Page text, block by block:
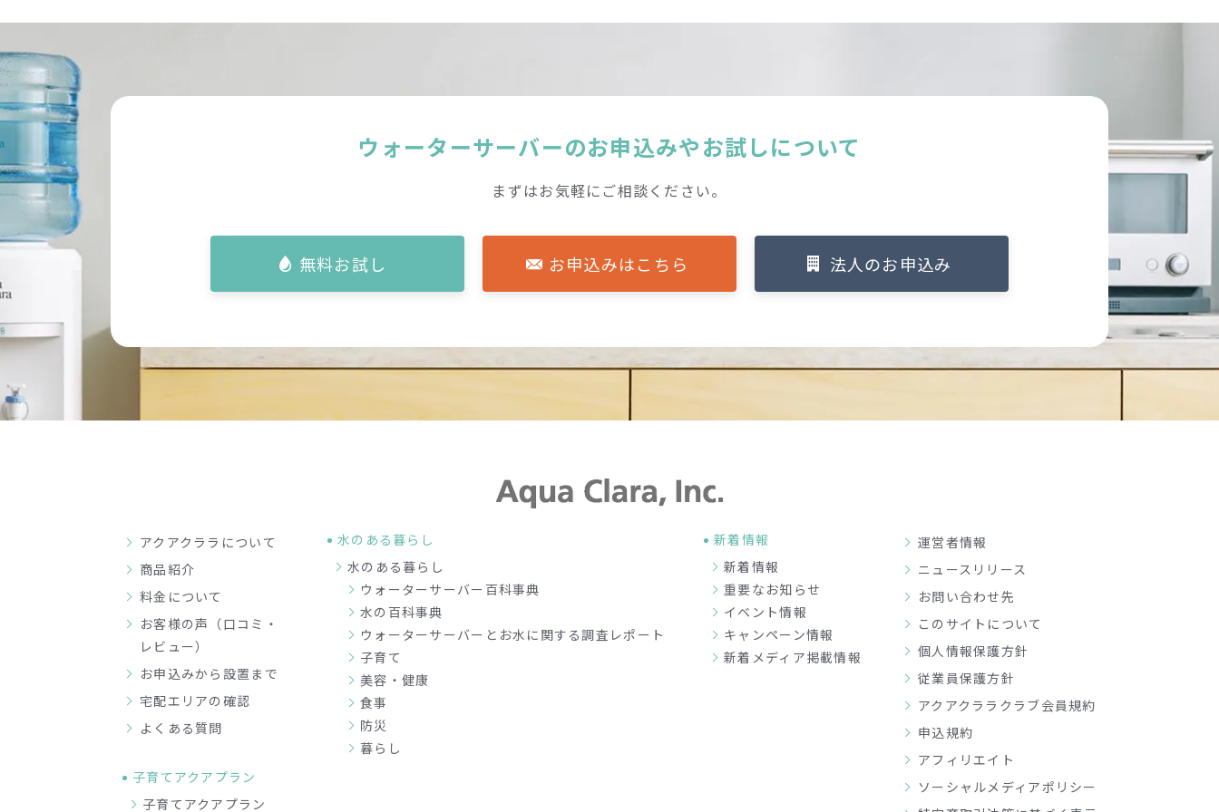
ウォーターサーバーのお申込みやお試しについて
まずはお気軽にご相談ください。
無料お試し お申込みはこちら 法人のお申込み
アクアクララについて
商品紹介
料金について
お客様の声（口コミ・
レビュー）
お申込みから設置まで
宅配エリアの確認
よくある質問
子育てアクアプラン
子育てアクアプラン
水のある暮らし
水のある暮らし
ウォーターサーバー百科事典
水の百科事典
ウォーターサーバーとお水に関する調査レポート
子育て
美容・健康
食事
防災
暮らし
新着情報
新着情報
重要なお知らせ
イベント情報
キャンペーン情報
新着メディア掲載情報
運営者情報
ニュースリリース
お問い合わせ先
このサイトについて
個人情報保護方針
従業員保護方針
アクアクララクラブ会員規約
申込規約
アフィリエイト
ソーシャルメディアポリシー